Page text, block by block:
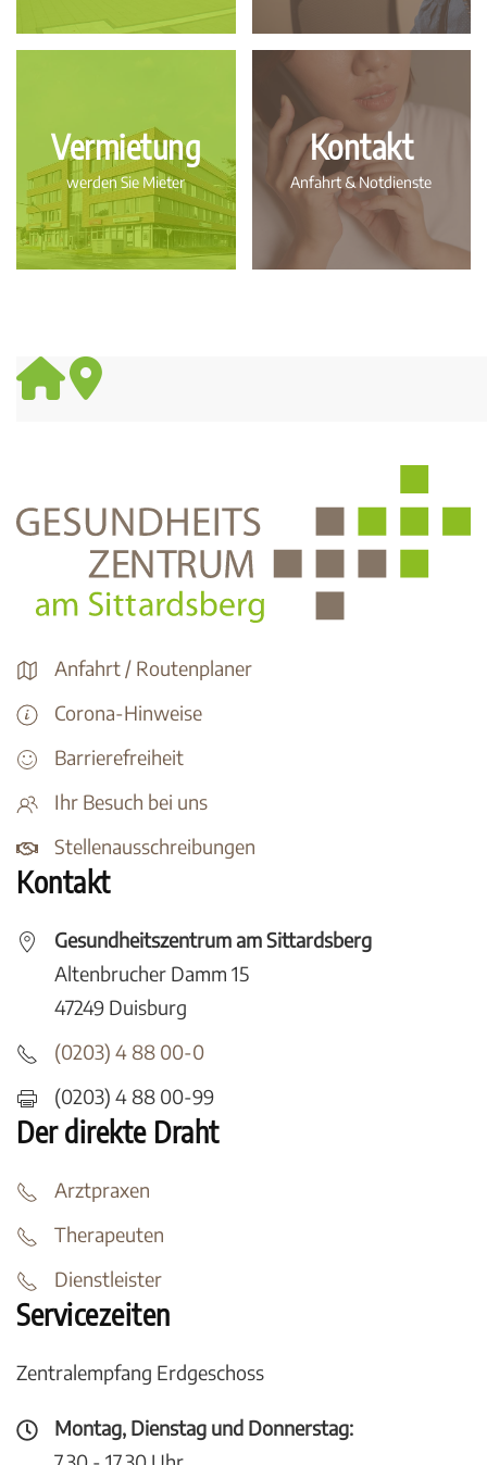
Vermietung
werden Sie Mieter
Kontakt
Anfahrt & Notdienste
Anfahrt / Routenplaner
Corona-Hinweise
Barrierefreiheit
Ihr Besuch bei uns
Stellenausschreibungen
Kontakt
Gesundheitszentrum am Sittardsberg
Altenbrucher Damm 15
47249 Duisburg
(0203) 4 88 00-0
(0203) 4 88 00-99
Der direkte Draht
Arztpraxen
Therapeuten
Dienstleister
Servicezeiten
Zentralempfang Erdgeschoss
Montag, Dienstag und Donnerstag: